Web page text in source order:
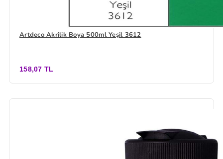
Artdeco Akrilik Boya 500ml Yeşil 3612
158,07 TL